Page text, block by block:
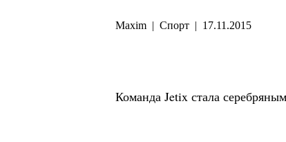
Maxim | Спорт | 17.11.2015
Команда Jetix стала